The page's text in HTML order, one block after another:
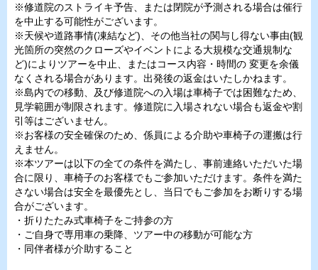
※修道院のストライキ予告、または閉院が予測される場合は催行
を中止する可能性がございます。
※天候や道路事情(凍結など)、その他当社の関与し得ない事由(観
光箇所の突然のクローズやイベントによる大規模な交通規制な
ど)によりツアーを中止、またはコース内容・時間の 変更を余儀
なくされる場合があります。出発後の返金はいたしかねます。
※島内での移動、及び修道院への入場は車椅子では困難なため、
見学範囲が制限されます。修道院に入場されない場合も返金や割
引等はございません。
※お客様の安全確保のため、係員による介助や車椅子の運搬は行
えません。
※本ツアーは以下の全ての条件を満たし、事前連絡いただいた場
合に限り、車椅子のお客様でもご参加いただけます。条件を満た
さない場合は安全を最優先とし、当日でもご参加をお断りする場
合がございます。
・折りたたみ式車椅子をご持参の方
・ご自身で専用車の乗降、ツアー中の移動が可能な方
・同伴者様が介助すること